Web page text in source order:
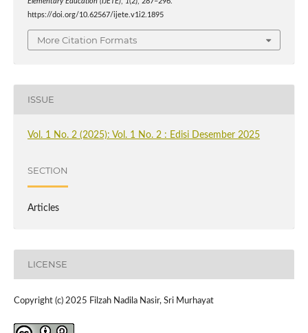
Elementary Education (IJETE), 1(2), 287–296.
https://doi.org/10.62567/ijete.v1i2.1895
More Citation Formats
ISSUE
Vol. 1 No. 2 (2025): Vol. 1 No. 2 : Edisi Desember 2025
SECTION
Articles
LICENSE
Copyright (c) 2025 Filzah Nadila Nasir, Sri Murhayat